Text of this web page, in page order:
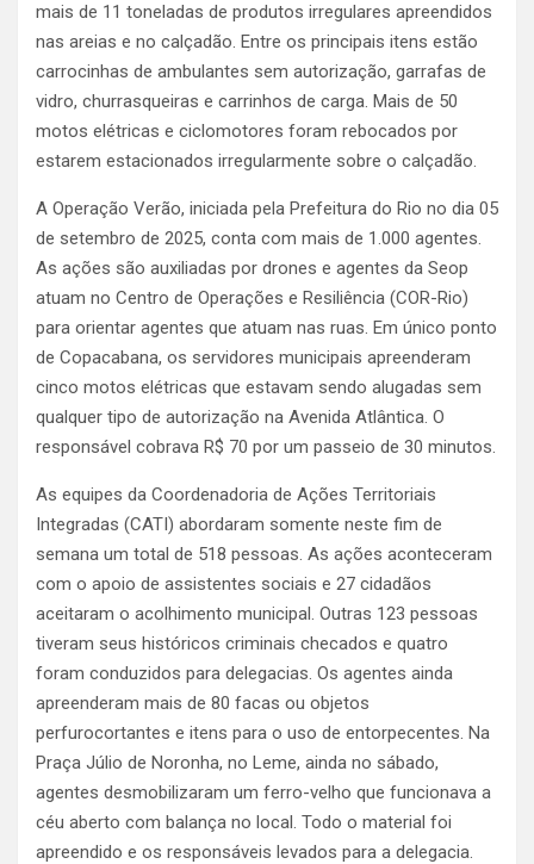
mais de 11 toneladas de produtos irregulares apreendidos
nas areias e no calçadão. Entre os principais itens estão
carrocinhas de ambulantes sem autorização, garrafas de
vidro, churrasqueiras e carrinhos de carga. Mais de 50
motos elétricas e ciclomotores foram rebocados por
estarem estacionados irregularmente sobre o calçadão.
A Operação Verão, iniciada pela Prefeitura do Rio no dia 05
de setembro de 2025, conta com mais de 1.000 agentes.
As ações são auxiliadas por drones e agentes da Seop
atuam no Centro de Operações e Resiliência (COR-Rio)
para orientar agentes que atuam nas ruas. Em único ponto
de Copacabana, os servidores municipais apreenderam
cinco motos elétricas que estavam sendo alugadas sem
qualquer tipo de autorização na Avenida Atlântica. O
responsável cobrava R$ 70 por um passeio de 30 minutos.
As equipes da Coordenadoria de Ações Territoriais
Integradas (CATI) abordaram somente neste fim de
semana um total de 518 pessoas. As ações aconteceram
com o apoio de assistentes sociais e 27 cidadãos
aceitaram o acolhimento municipal. Outras 123 pessoas
tiveram seus históricos criminais checados e quatro
foram conduzidos para delegacias. Os agentes ainda
apreenderam mais de 80 facas ou objetos
perfurocortantes e itens para o uso de entorpecentes. Na
Praça Júlio de Noronha, no Leme, ainda no sábado,
agentes desmobilizaram um ferro-velho que funcionava a
céu aberto com balança no local. Todo o material foi
apreendido e os responsáveis levados para a delegacia.